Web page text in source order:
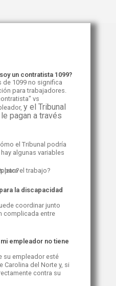
un contratista 1099?
de 1099 no significa
para trabajadores.
vs
y el Tribunal
pagan a través
el Tribunal podría
algunas variables
para el trabajo?
la discapacidad
coordinar junto
complicada entre
empleador no tiene
su empleador esté
del Norte y, si
contra su